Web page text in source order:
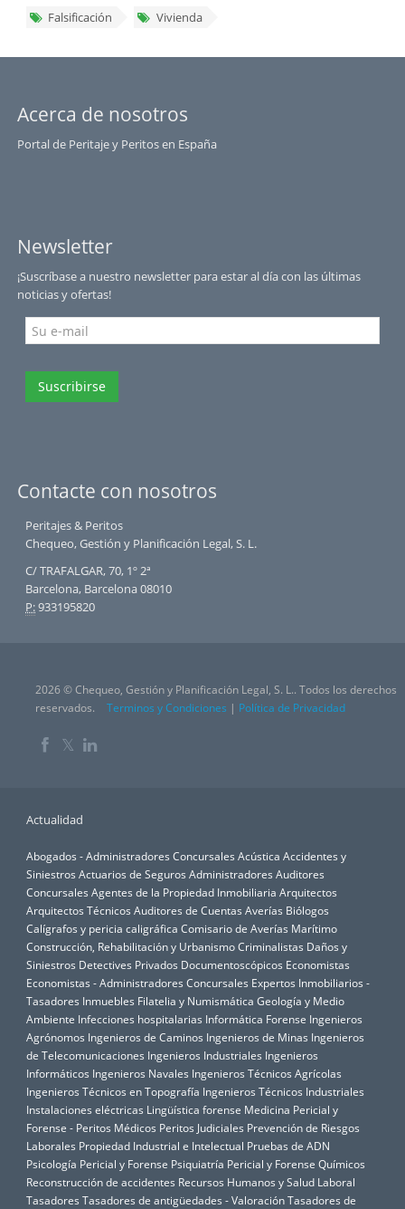
Falsificación
Vivienda
Acerca de nosotros
Portal de Peritaje y Peritos en España
Newsletter
¡Suscríbase a nuestro newsletter para estar al día con las últimas
noticias y ofertas!
Suscribirse
Contacte con nosotros
Peritajes & Peritos
Chequeo, Gestión y Planificación Legal, S. L.
C/ TRAFALGAR, 70, 1º 2ª
Barcelona, Barcelona 08010
P:933195820
2026 © Chequeo, Gestión y Planificación Legal, S. L.. Todos los derechos
reservados.
Terminos y Condiciones | Política de Privacidad
𝕏
Actualidad
Abogados - Administradores Concursales Acústica Accidentes y
Siniestros Actuarios de Seguros Administradores Auditores
Concursales Agentes de la Propiedad Inmobiliaria Arquitectos
Arquitectos Técnicos Auditores de Cuentas Averías Biólogos
Calígrafos y pericia caligráfica Comisario de Averías Marítimo
Construcción, Rehabilitación y UrbanismoCriminalistas Daños y
Siniestros Detectives Privados Documentoscópicos Economistas
Economistas - Administradores Concursales Expertos Inmobiliarios -
Tasadores Inmuebles Filatelia y Numismática Geología y Medio
Ambiente Infecciones hospitalarias Informática Forense Ingenieros
Agrónomos Ingenieros de Caminos Ingenieros de Minas Ingenieros
de Telecomunicaciones Ingenieros Industriales Ingenieros
Informáticos Ingenieros Navales Ingenieros Técnicos Agrícolas
Ingenieros Técnicos en Topografía Ingenieros Técnicos Industriales
Instalaciones eléctricas Lingüística forense Medicina Pericial y
Forense - Peritos Médicos Peritos Judiciales Prevención de Riesgos
Laborales Propiedad Industrial e Intelectual Pruebas de ADN
Psicología Pericial y Forense Psiquiatría Pericial y Forense Químicos
Reconstrucción de accidentes Recursos Humanos y Salud Laboral
Tasadores Tasadores de antigüedades - ValoraciónTasadores de